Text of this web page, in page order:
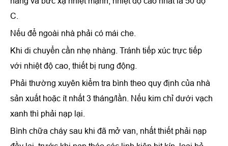
C.
Nếu để ngoài nhà phải có mái che.
Khi di chuyển cần nhẹ nhàng. Tránh tiếp xúc trực tiếp
với nhiệt độ cao, thiết bị rung động.
Phải thường xuyên kiểm tra bình theo quy định của nhà
sản xuất hoặc ít nhất 3 tháng/lần. Nếu kim chỉ dưới vạch
xanh thì phải nạp lại.
Bình chữa cháy sau khi đã mở van, nhất thiết phải nạp